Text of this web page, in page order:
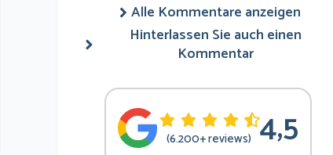
Alle Kommentare anzeigen
Hinterlassen Sie auch einen
Kommentar
(6.200+ reviews) 4,5